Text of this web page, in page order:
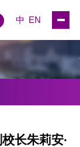
中 EN
长朱莉安·